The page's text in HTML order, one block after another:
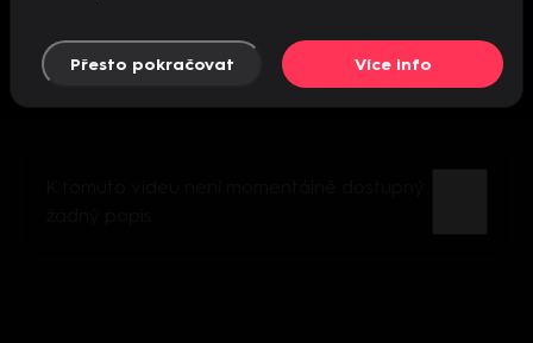
Přesto pokračovat Více info